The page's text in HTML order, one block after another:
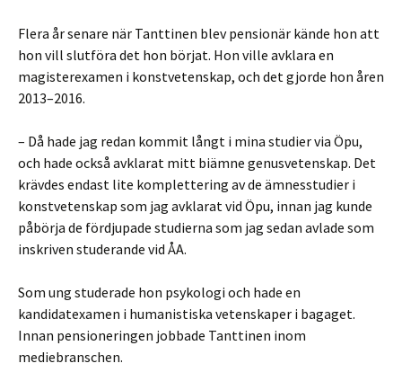
Flera år senare när Tanttinen blev pensionär kände hon att
hon vill slutföra det hon börjat. Hon ville avklara en
magisterexamen i konstvetenskap, och det gjorde hon åren
2013–2016.
– Då hade jag redan kommit långt i mina studier via Öpu,
och hade också avklarat mitt biämne genusvetenskap. Det
krävdes endast lite komplettering av de ämnesstudier i
konstvetenskap som jag avklarat vid Öpu, innan jag kunde
påbörja de fördjupade studierna som jag sedan avlade som
inskriven studerande vid ÅA.
Som ung studerade hon psykologi och hade en
kandidatexamen i humanistiska vetenskaper i bagaget.
Innan pensioneringen jobbade Tanttinen inom
mediebranschen.